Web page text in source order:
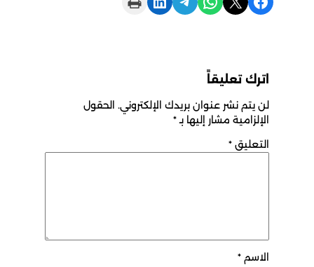
اترك تعليقاً
لن يتم نشر عنوان بريدك الإلكتروني. الحقول
الإلزامية مشار إليها بـ*
التعليق *
الاسم *